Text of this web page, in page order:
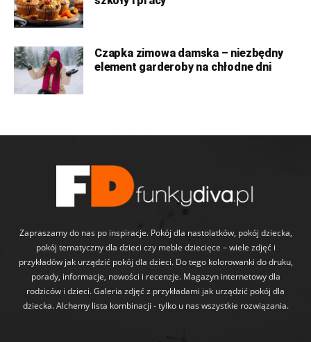
Czapka zimowa damska – niezbędny
element garderoby na chłodne dni
Zapraszamy do nas po inspiracje. Pokój dla nastolatków, pokój dziecka,
pokój tematyczny dla dzieci czy meble dziecięce – wiele zdjęć i
przykładów jak urządzić pokój dla dzieci. Do tego kolorowanki do druku,
porady, informacje, nowości i recenzje. Magazyn internetowy dla
rodziców i dzieci. Galeria zdjęć z przykładami jak urządzić pokój dla
dziecka. Alchemy lista kombinacji - tylko u nas wszystkie rozwiązania.